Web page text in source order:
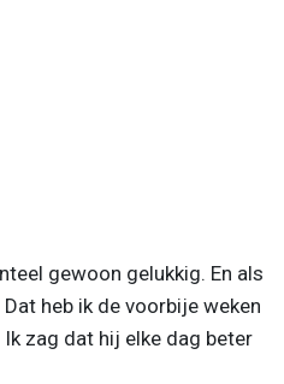
gewoon gelukkig. En als
heb ik de voorbije weken
zag dat hij elke dag beter